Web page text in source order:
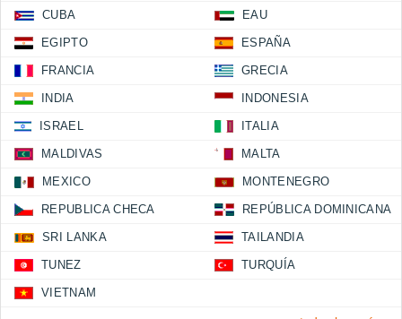
CUBA EAU
EGIPTO ESPAÑA
FRANCIA GRECIA
INDIA INDONESIA
ISRAEL ITALIA
MALDIVAS MALTA
MEXICO MONTENEGRO
REPUBLICA CHECA REPÚBLICA DOMINICANA
SRI LANKA TAILANDIA
TUNEZ TURQUÍA
VIETNAM